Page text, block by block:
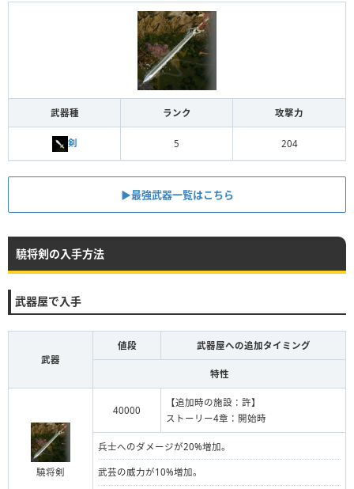
武器種 ランク 攻撃力
剣 5 204
▶︎最強武器一覧はこちら
驍将剣の入手方法
武器屋で入手
武器
値段 武器屋への追加タイミング
特性
驍将剣
40000
【追加時の施設：許】
ストーリー4章：開始時
兵士へのダメージが20%増加。
武芸の威力が10%増加。